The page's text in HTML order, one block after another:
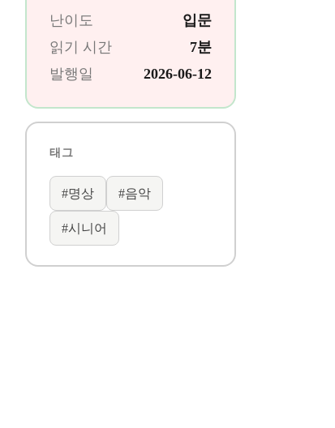
난이도
입문
읽기 시간
7분
발행일
2026-06-12
태그
#명상 #음악
#시니어